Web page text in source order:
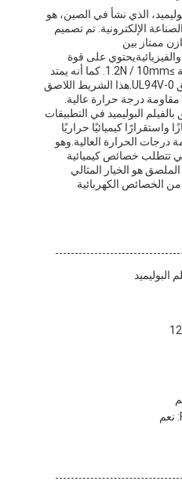
من رقائق الألومنيوم
الألومنيوم
الذي نشأ في الصين، هو
الإلكترونية. تم تصميم
ممتاز بين
على قوة
كهربائية عالية ≥6.5KV وجاذبية ≥1.2N / 10mm. كما أنه يمتد
بنسبة ≥30٪ وهو مضاد للحريق UL94V-0.هذا الشريط اللاصق
درجة حرارة عالية.
البوليميد في التطبيقات
واستقرارًا كيميائيًا حراريًا
درجات الحرارة العالية.وهو
تتطلب خصائص كيميائية
هو الخيار المثالي
الخصائص الكهربائية